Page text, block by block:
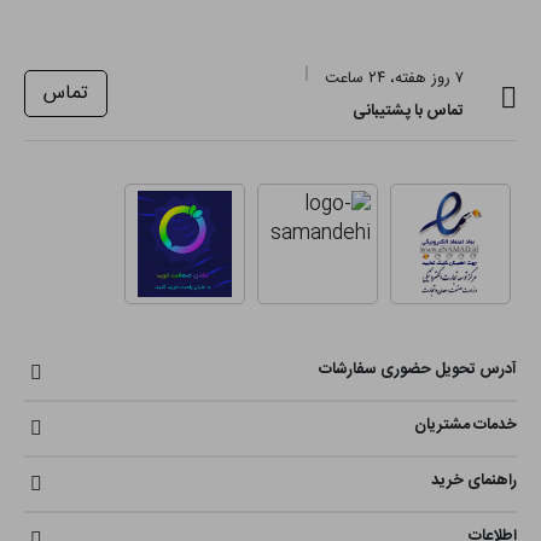
۷ روز هفته، ۲۴ ساعت
تماس با پشتیبانی
تماس
آدرس تحویل حضوری سفارشات
خدمات مشتریان
راهنمای خرید
اطلاعات